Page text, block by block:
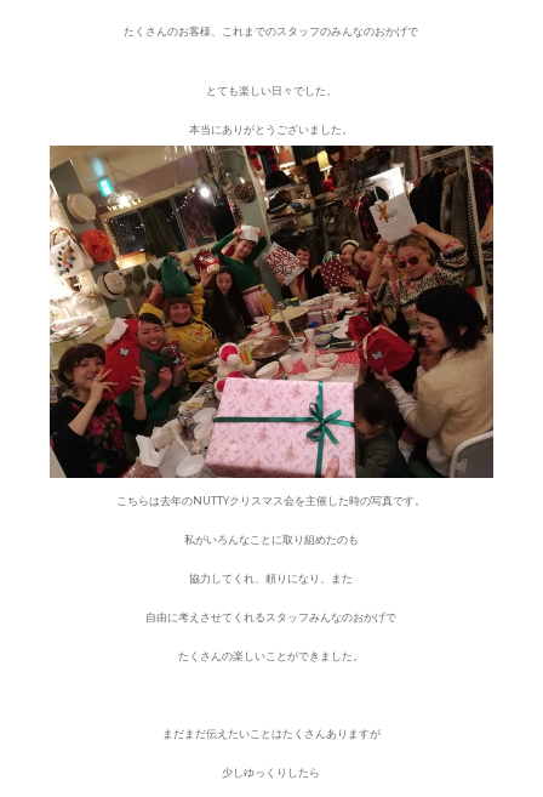
たくさんのお客様、これまでのスタッフのみんなのおかげで
とても楽しい日々でした。
本当にありがとうございました。
こちらは去年のNUTTYクリスマス会を主催した時の写真です。
私がいろんなことに取り組めたのも
協力してくれ、頼りになり、また
自由に考えさせてくれるスタッフみんなのおかげで
たくさんの楽しいことができました。
まだまだ伝えたいことはたくさんありますが
少しゆっくりしたら